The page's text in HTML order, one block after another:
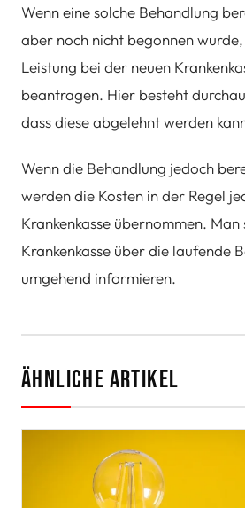
Wenn eine solche Behandlung
aber noch nicht begonnen wurde,
Leistung bei der neuen
beantragen. Hier besteht
dass diese abgelehnt werden
Wenn die Behandlung jedoch
werden die Kosten in der Regel
Krankenkasse übernommen.
Krankenkasse über die laufende
umgehend informieren.
Ähnliche Artikel